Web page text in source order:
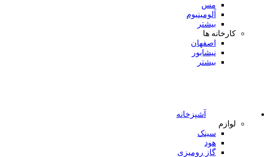
مس
آلومینیوم
بیشتر
کارخانه ها
اصفهان
نیشابور
بیشتر
آشپزخانه
لوازم
سینک
هود
گاز رومیزی